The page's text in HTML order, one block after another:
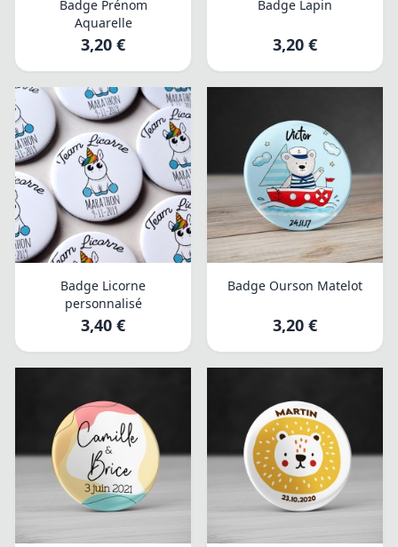
Badge Prénom
Aquarelle
3,20 €
Badge Lapin
3,20 €
Badge Licorne
personnalisé
3,40 €
Badge Ourson Matelot
3,20 €